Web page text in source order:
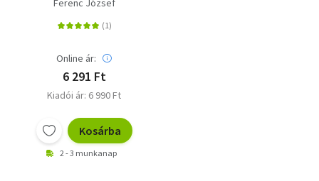
Ferenc József
Online ár:
6 291 Ft
Kiadói ár: 6 990 Ft
Kosárba
2 - 3 munkanap